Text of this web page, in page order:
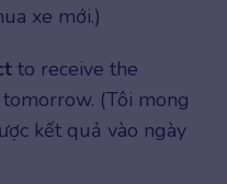
xe mới.)
to receive the
(Tôi mong
kết quả vào ngày